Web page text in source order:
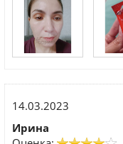
14.03.2023
Ирина